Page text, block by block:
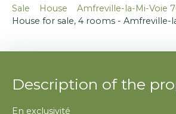
Sale House
Amfreville-la-Mi-Voie
House for sale, 4 rooms - Amfreville-
Description of the
En exclusivité